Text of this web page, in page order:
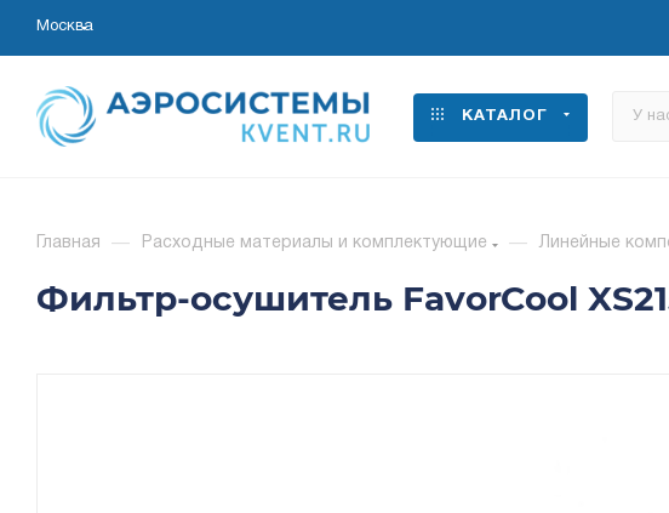
Москва
КАТАЛОГ
Главная — Расходные материалы и комплектующие — Линейные
Фильтр-осушитель FavorCool